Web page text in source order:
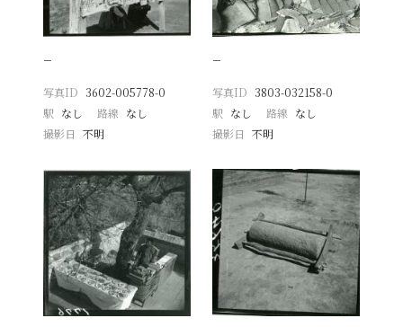
−
写真ID 3602-005778-0
駅 なし 路線 なし
撮影日
不明
−
写真ID 3803-032158-0
駅 なし 路線 なし
撮影日 不明